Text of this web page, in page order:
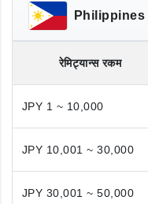
Philippines
रेमिट्यान्स रकम
JPY 1 ~ 10,000
JPY 10,001 ~ 30,000
JPY 30,001 ~ 50,000